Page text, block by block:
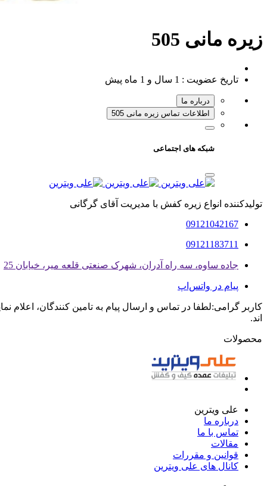
زیره مانی 505
تاریخ عضویت : 1 سال و 1 ماه پیش
درباره ما
اطلاعات تماس زیره مانی 505
شبکه های اجتماعی
تولیدکننده انواع زیره کفش با مدیریت آقای گرگانی
09121042167
09121183711
جاده ساوه، سه راه آدران، شهرک صنعتی قلعه میر، خیابان 25
پیام در واتس‌اپ
کاربر گرامی:لطفا در تماس و ارسال پیام به تامین کنندگان، اعلام
اند.
محصولات
علی ویترین
درباره ما
تماس با ما
مقالات
قوانین و مقررات
کانال های علی ویترین